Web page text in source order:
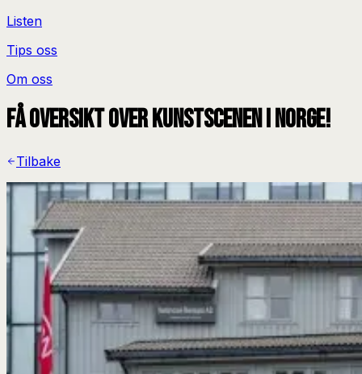
Listen
Tips oss
Om oss
Få oversikt over kunstscenen i Norge!
Tilbake